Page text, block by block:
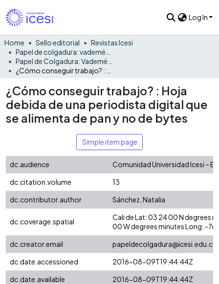
Log In
Home Sello editorial
Revistas Icesi
¿Cómo conseguir trabajo? : Hoja
debida de una periodista digital que
se alimenta de pan y no de bytes
Simple item page
dc.audience
Comunidad Universidad Icesi –
dc.citation.volume
13
dc.contributor.author
Sánchez, Natalia
dc.coverage.spatial
Cali de Lat: 03 24 00 N degrees
00 W degrees minutes Long: -
dc.creator.email
papeldecolgadura@icesi.edu.co
dc.date.accessioned
2016-08-09T19:44:44Z
dc.date.available
2016-08-09T19:44:44Z